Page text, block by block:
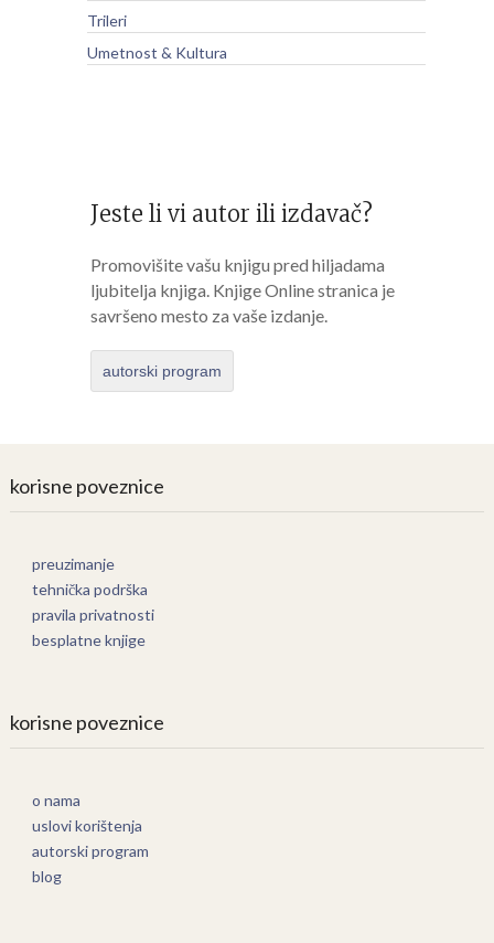
Trileri
Umetnost & Kultura
Jeste li vi autor ili izdavač?
Promovišite vašu knjigu pred hiljadama
ljubitelja knjiga. Knjige Online stranica je
savršeno mesto za vaše izdanje.
autorski program
korisne poveznice
preuzimanje
tehnička podrška
pravila privatnosti
besplatne knjige
korisne poveznice
o nama
uslovi korištenja
autorski program
blog